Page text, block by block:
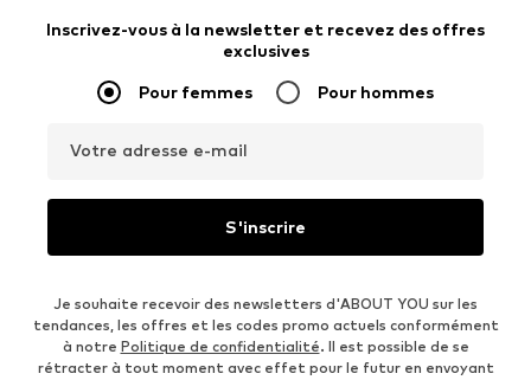
Inscrivez-vous à la newsletter et recevez des offres
exclusives
Pour femmes Pour hommes
Votre adresse e-mail
S'inscrire
Je souhaite recevoir des newsletters d'ABOUT YOU sur les
tendances, les offres et les codes promo actuels conformément
à notre Politique de confidentialité. Il est possible de se
rétracter à tout moment avec effet pour le futur en envoyant